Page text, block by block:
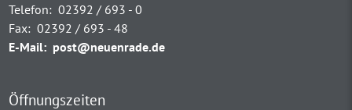
Telefon: 02392 / 693 - 0
Fax: 02392 / 693 - 48
E-Mail: post@neuenrade.de
Öffnungszeiten